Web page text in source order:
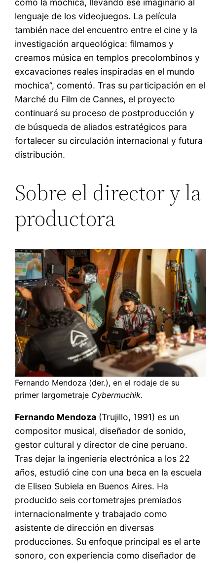
como la mochica, llevando ese imaginario al
lenguaje de los videojuegos. La película
también nace del encuentro entre el cine y la
investigación arqueológica: filmamos y
creamos música en templos precolombinos y
excavaciones reales inspiradas en el mundo
mochica”, comentó. Tras su participación en el
Marché du Film de Cannes, el proyecto
continuará su proceso de postproducción y
de búsqueda de aliados estratégicos para
fortalecer su circulación internacional y futura
distribución.
Sobre el director y la
productora
Fernando Mendoza (der.), en el rodaje de su
primer largometraje Cybermuchik.
Fernando Mendoza (Trujillo, 1991) es un
compositor musical, diseñador de sonido,
gestor cultural y director de cine peruano.
Tras dejar la ingeniería electrónica a los 22
años, estudió cine con una beca en la escuela
de Eliseo Subiela en Buenos Aires. Ha
producido seis cortometrajes premiados
internacionalmente y trabajado como
asistente de dirección en diversas
producciones. Su enfoque principal es el arte
sonoro, con experiencia como diseñador de